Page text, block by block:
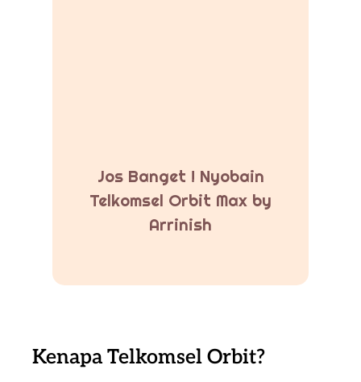
Jos Banget ! Nyobain
Telkomsel Orbit Max by
Arrinish
Kenapa Telkomsel Orbit?